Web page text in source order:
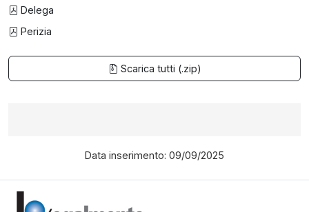
Delega
Perizia
Scarica tutti (.zip)
Data inserimento: 09/09/2025